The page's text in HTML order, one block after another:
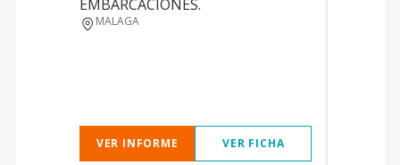
EMBARCACIONES.
MALAGA
VER INFORME VER FICHA